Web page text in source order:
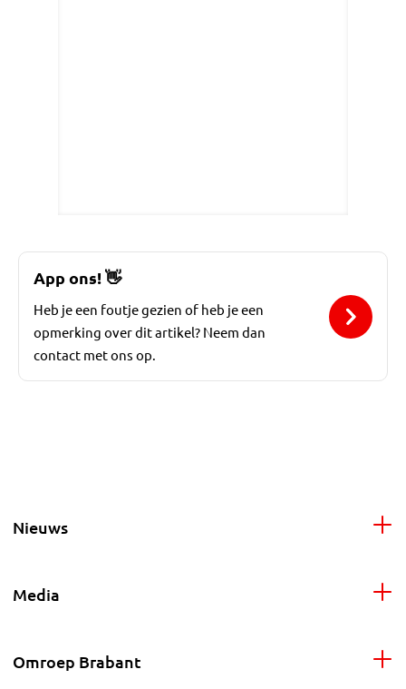
App ons!👋
Heb je een foutje gezien of heb je een
opmerking over dit artikel? Neem dan
contact met ons op.
Nieuws
Media
Omroep Brabant